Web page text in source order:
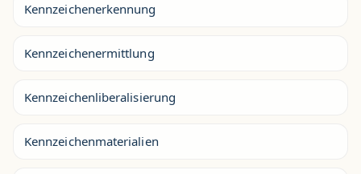
Kennzeichenerkennung
Kennzeichenermittlung
Kennzeichenliberalisierung
Kennzeichenmaterialien